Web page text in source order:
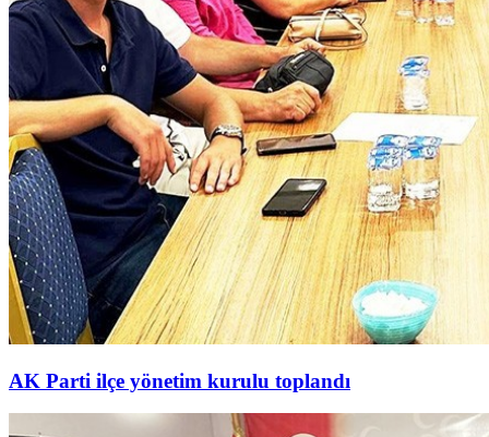
AK Parti ilçe yönetim kurulu toplandı